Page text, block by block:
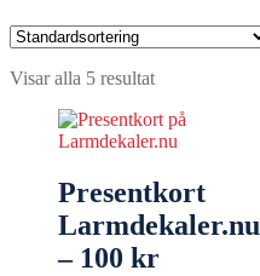
Visar alla 5 resultat
Presentkort
Larmdekaler.nu
– 100 kr